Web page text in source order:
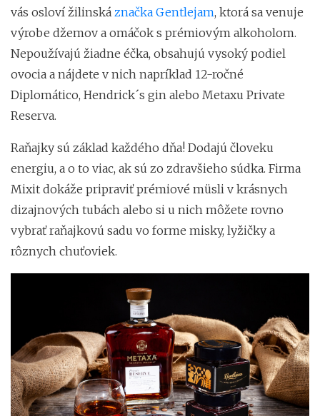
vás osloví žilinská značka Gentlejam, ktorá sa venuje
výrobe džemov a omáčok s prémiovým alkoholom.
Nepoužívajú žiadne éčka, obsahujú vysoký podiel
ovocia a nájdete v nich napríklad 12-ročné
Diplomático, Hendrick´s gin alebo Metaxu Private
Reserva.
Raňajky sú základ každého dňa! Dodajú človeku
energiu, a o to viac, ak sú zo zdravšieho súdka. Firma
Mixit dokáže pripraviť prémiové müsli v krásnych
dizajnových tubách alebo si u nich môžete rovno
vybrať raňajkovú sadu vo forme misky, lyžičky a
rôznych chuťoviek.